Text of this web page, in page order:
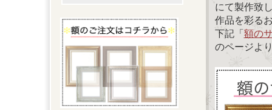
にて製作致
作品を彩る
下記「額の
のページよ